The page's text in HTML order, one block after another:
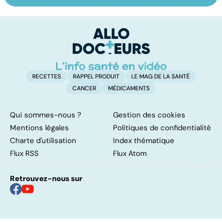
leurs bienfaits
alimentaires :
nos assiettes !
RECETTES RAPPEL PRODUIT
LE MAG DE LA SANTÉ
CANCER
MÉDICAMENTS
Qui sommes-nous ?
Gestion des cookies
Mentions légales
Politiques de confidentialité
Charte d'utilisation
Index thématique
Flux RSS
Flux Atom
Retrouvez-nous sur